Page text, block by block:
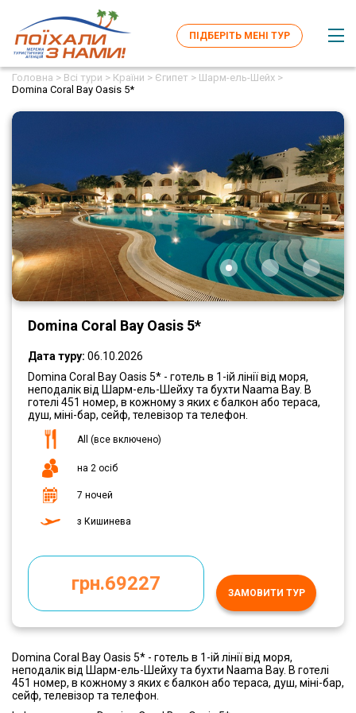
ПІДБЕРІТЬ МЕНІ ТУР
Головна > Всі тури > Країни > Єгипет > Шарм-ель-Шейх >
Domina Coral Bay Oasis 5*
Domina Coral Bay Oasis 5*
Дата туру: 06.10.2026
Domina Coral Bay Oasis 5* - готель в 1-ій лінії від моря,
неподалік від Шарм-ель-Шейху та бухти Naama Bay. В
готелі 451 номер, в кожному з яких є балкон або тераса,
душ, міні-бар, сейф, телевізор та телефон.
All (все включено)
на 2 осіб
7 ночей
з Кишинева
грн.69227 ЗАМОВИТИ ТУР
Domina Coral Bay Oasis 5* - готель в 1-ій лінії від моря,
неподалік від Шарм-ель-Шейху та бухти Naama Bay. В готелі
451 номер, в кожному з яких є балкон або тераса, душ, міні-бар,
сейф, телевізор та телефон.